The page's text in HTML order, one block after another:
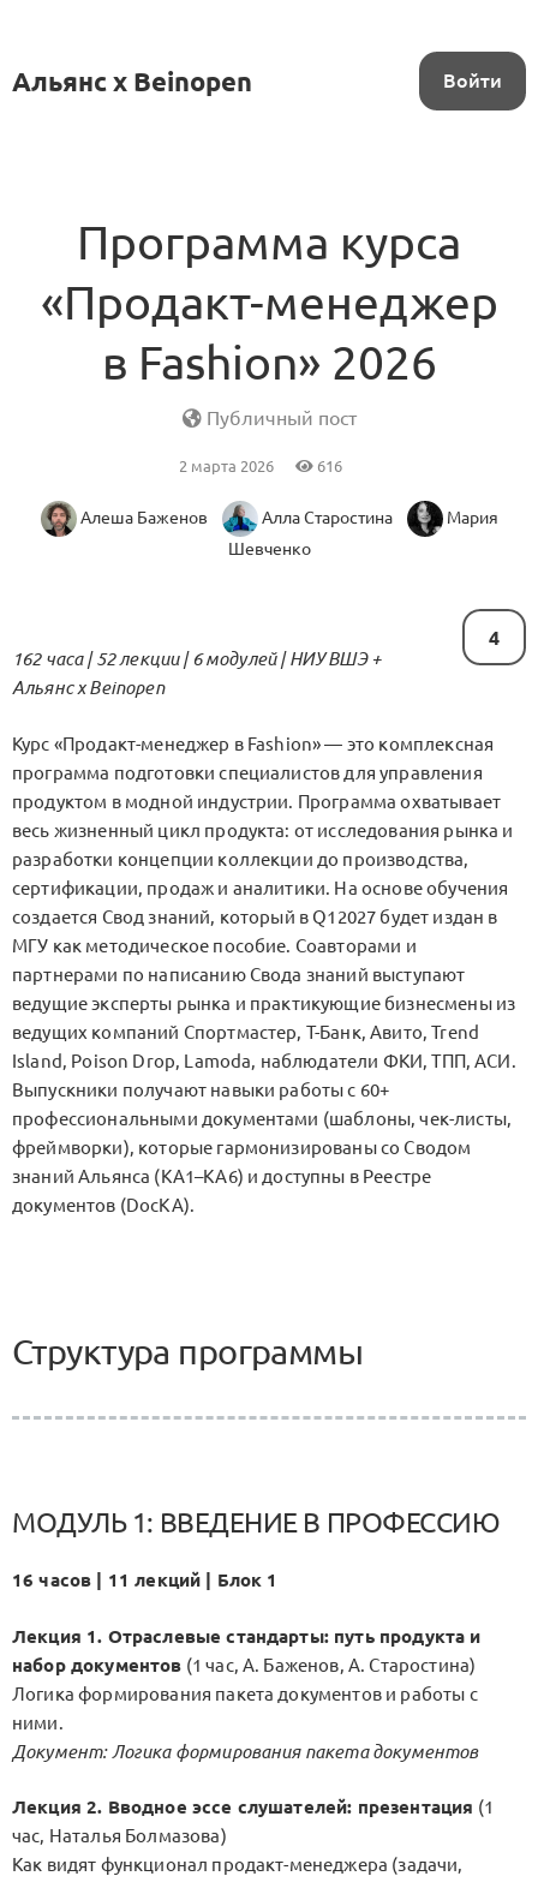
Альянс x Beinopen Войти
Программа курса
«Продакт-менеджер
в Fashion» 2026
Публичный пост
2 марта 2026 616
Алеша Баженов Алла Старостина
Мария
Шевченко
4
162 часа | 52 лекции | 6 модулей | НИУ ВШЭ +
Альянс x Beinopen
Курс «Продакт-менеджер в Fashion» — это комплексная
программа подготовки специалистов для управления
продуктом в модной индустрии. Программа охватывает
весь жизненный цикл продукта: от исследования рынка и
разработки концепции коллекции до производства,
сертификации, продаж и аналитики. На основе обучения
создается Свод знаний, который в Q12027 будет издан в
МГУ как методическое пособие. Соавторами и
партнерами по написанию Свода знаний выступают
ведущие эксперты рынка и практикующие бизнесмены из
ведущих компаний Спортмастер, Т-Банк, Авито, Trend
Island, Poison Drop, Lamoda, наблюдатели ФКИ, ТПП, АСИ.
Выпускники получают навыки работы с 60+
профессиональными документами (шаблоны, чек-листы,
фреймворки), которые гармонизированы со Сводом
знаний Альянса (KA1–KA6) и доступны в Реестре
документов (DocKA).
Структура программы
МОДУЛЬ 1: ВВЕДЕНИЕ В ПРОФЕССИЮ
16 часов | 11 лекций | Блок 1
Лекция 1. Отраслевые стандарты: путь продукта и
набор документов (1 час, А. Баженов, А. Старостина)
Логика формирования пакета документов и работы с
ними.
Документ: Логика формирования пакета документов
Лекция 2. Вводное эссе слушателей: презентация (1
час, Наталья Болмазова)
Как видят функционал продакт-менеджера (задачи,